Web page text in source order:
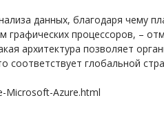
данных, благодаря чему
процессоров, –
архитектура позволяет
глобальной
Microsoft-Azure.html